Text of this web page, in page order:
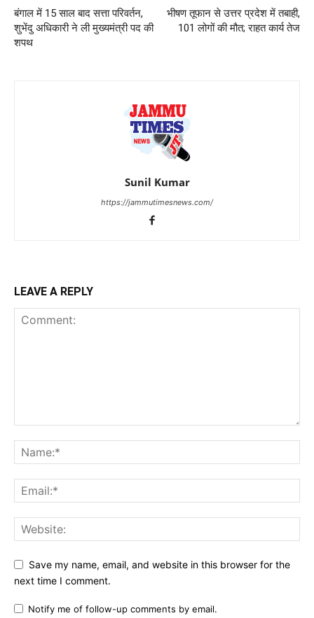
बंगाल में 15 साल बाद सत्ता परिवर्तन,
शुभेंदु अधिकारी ने ली मुख्यमंत्री पद की
शपथ
भीषण तूफान से उत्तर प्रदेश में तबाही,
101 लोगों की मौत; राहत कार्य तेज
Sunil Kumar
https://jammutimesnews.com/
LEAVE A REPLY
Save my name, email, and website in this browser for the
next time I comment.
Notify me of follow-up comments by email.